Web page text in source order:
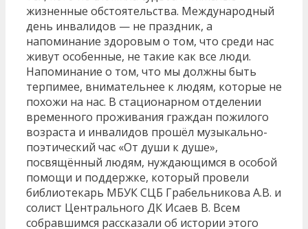
жизненные обстоятельства. Международный
день инвалидов — не праздник, а
напоминание здоровым о том, что среди нас
живут особенные, не такие как все люди.
Напоминание о том, что мы должны быть
терпимее, внимательнее к людям, которые не
похожи на нас. В стационарном отделении
временного проживания граждан пожилого
возраста и инвалидов прошёл музыкально-
поэтический час «От души к душе»,
посвящённый людям, нуждающимся в особой
помощи и поддержке, который провели
библиотекарь МБУК СЦБ Грабельникова А.В. и
солист Центрального ДК Исаев В. Всем
собравшимся рассказали об истории этого